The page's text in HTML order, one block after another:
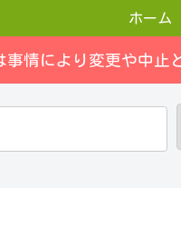
ホーム
事情により変更や中止